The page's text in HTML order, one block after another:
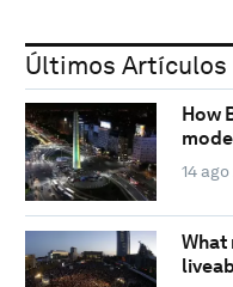
Últimos Artículos
How
14 ago
What